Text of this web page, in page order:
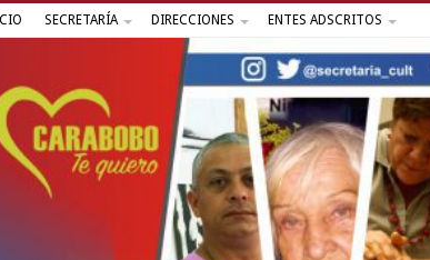
SECRETARÍA DIRECCIONES ENTES ADSCRITOS